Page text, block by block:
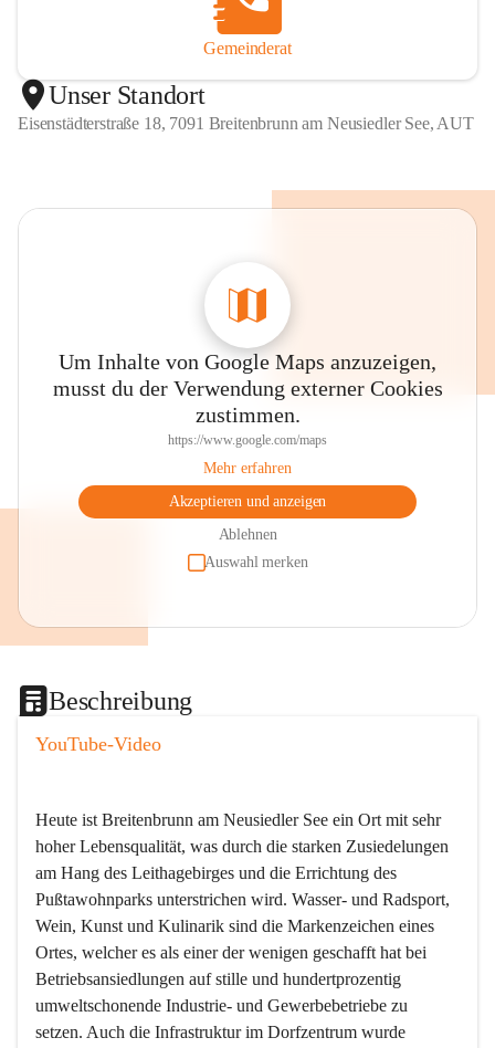
Gemeinderat
Unser Standort
Eisenstädterstraße 18, 7091 Breitenbrunn am Neusiedler See, AUT
Um Inhalte von Google Maps anzuzeigen,
musst du der Verwendung externer Cookies
zustimmen.
https://www.google.com/maps
Mehr erfahren
Akzeptieren und anzeigen
Ablehnen
Auswahl merken
Beschreibung
YouTube-Video
Heute ist Breitenbrunn am Neusiedler See ein Ort mit sehr
hoher Lebensqualität, was durch die starken Zusiedelungen
am Hang des Leithagebirges und die Errichtung des
Pußtawohnparks unterstrichen wird. Wasser- und Radsport,
Wein, Kunst und Kulinarik sind die Markenzeichen eines
Ortes, welcher es als einer der wenigen geschafft hat bei
Betriebsansiedlungen auf stille und hundertprozentig
umweltschonende Industrie- und Gewerbebetriebe zu
setzen. Auch die Infrastruktur im Dorfzentrum wurde